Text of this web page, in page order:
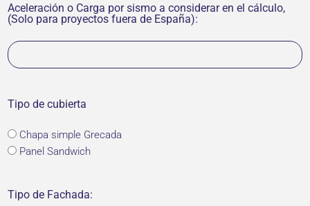
Aceleración o Carga por sismo a considerar en el cálculo,
(Solo para proyectos fuera de España):
Tipo de cubierta
Chapa simple Grecada
Panel Sandwich
Tipo de Fachada: